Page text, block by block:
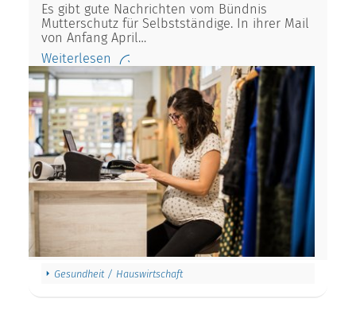
Es gibt gute Nachrichten vom Bündnis
Mutterschutz für Selbstständige. In ihrer Mail
von Anfang April…
Weiterlesen
Gesundheit / Hauswirtschaft